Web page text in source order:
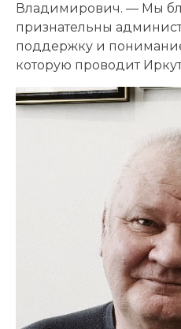
Владимирович. — Мы
признательны
поддержку и
которую проводит